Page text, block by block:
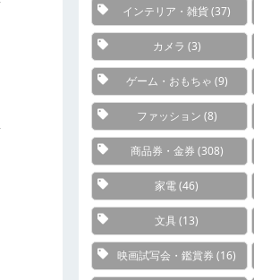
インテリア・雑貨(37)
カメラ (3)
ゲーム・おもちゃ (9)
ファッション (8)
商品券・金券 (308)
家電(46)
文具 (13)
映画試写会・鑑賞券 (16)